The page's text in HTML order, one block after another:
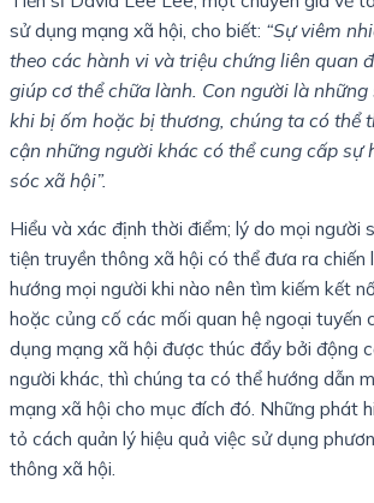
sử dụng mạng xã hội, cho biết: “Sự viêm
theo các hành vi và triệu chứng liên quan
giúp cơ thể chữa lành. Con người là
khi bị ốm hoặc bị thương, chúng ta có thể
cận những người khác có thể cung cấp sự
sóc xã hội”.
Hiểu và xác định thời điểm; lý do mọi người
tiện truyền thông xã hội có thể đưa ra chiến
hướng mọi người khi nào nên tìm kiếm kết
hoặc củng cố các mối quan hệ ngoại tuyến
dụng mạng xã hội được thúc đẩy bởi động
người khác, thì chúng ta có thể hướng dẫn
mạng xã hội cho mục đích đó. Những phát
tỏ cách quản lý hiệu quả việc sử dụng
thông xã hội.